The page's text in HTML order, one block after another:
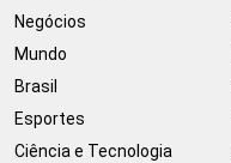
Negócios
Mundo
Brasil
Esportes
Ciência e Tecnologia